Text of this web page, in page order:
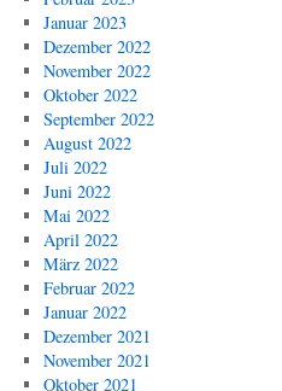
Januar 2023
Dezember 2022
November 2022
Oktober 2022
September 2022
August 2022
Juli 2022
Juni 2022
Mai 2022
April 2022
März 2022
Februar 2022
Januar 2022
Dezember 2021
November 2021
Oktober 2021